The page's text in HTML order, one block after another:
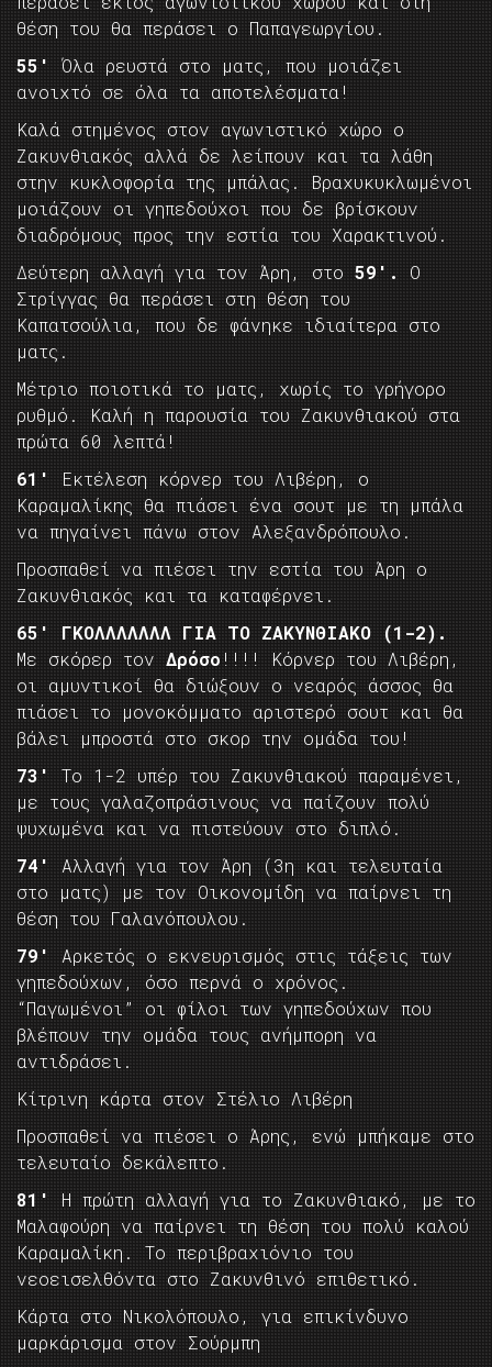
θέση του θα περάσει ο Παπαγεωργίου.
55′
Όλα ρευστά στο ματς, που μοιάζει
ανοιχτό σε όλα τα αποτελέσματα!
Καλά στημένος στον αγωνιστικό χώρο ο
Ζακυνθιακός αλλά δε λείπουν και τα λάθη
στην κυκλοφορία της μπάλας. Βραχυκυκλωμένοι
μοιάζουν οι γηπεδούχοι που δε βρίσκουν
διαδρόμους προς την εστία του Χαρακτινού.
Δεύτερη αλλαγή για τον Άρη, στο 59′.
Ο
Στρίγγας θα περάσει στη θέση του
Καπατσούλια, που δε φάνηκε ιδιαίτερα στο
ματς.
Μέτριο ποιοτικά το ματς, χωρίς το γρήγορο
ρυθμό. Καλή η παρουσία του Ζακυνθιακού στα
πρώτα 60 λεπτά!
61′
Εκτέλεση κόρνερ του Λιβέρη, ο
Καραμαλίκης θα πιάσει ένα σουτ με τη μπάλα
να πηγαίνει πάνω στον Αλεξανδρόπουλο.
Προσπαθεί να πιέσει την εστία του Άρη ο
Ζακυνθιακός και τα καταφέρνει.
65′ ΓΚΟΛΛΛΛΛΛΛ ΓΙΑ ΤΟ ΖΑΚΥΝΘΙΑΚΟ (1-2).
Με σκόρερ τον Δρόσο !!!! Κόρνερ του Λιβέρη,
οι αμυντικοί θα διώξουν ο νεαρός άσσος θα
πιάσει το μονοκόμματο αριστερό σουτ και θα
βάλει μπροστά στο σκορ την ομάδα του!
73′
Το 1-2 υπέρ του Ζακυνθιακού παραμένει,
με τους γαλαζοπράσινους να παίζουν πολύ
ψυχωμένα και να πιστεύουν στο διπλό.
74′
Αλλαγή για τον Άρη (3η και τελευταία
στο ματς) με τον Οικονομίδη να παίρνει τη
θέση του Γαλανόπουλου.
79′
Αρκετός ο εκνευρισμός στις τάξεις των
γηπεδούχων, όσο περνά ο χρόνος.
“Παγωμένοι” οι φίλοι των γηπεδούχων που
βλέπουν την ομάδα τους ανήμπορη να
αντιδράσει.
Κίτρινη κάρτα στον Στέλιο Λιβέρη
Προσπαθεί να πιέσει ο Άρης, ενώ μπήκαμε στο
τελευταίο δεκάλεπτο.
81′
Η πρώτη αλλαγή για το Ζακυνθιακό, με το
Μαλαφούρη να παίρνει τη θέση του πολύ καλού
Καραμαλίκη. Το περιβραχιόνιο του
νεοεισελθόντα στο Ζακυνθινό επιθετικό.
Κάρτα στο Νικολόπουλο, για επικίνδυνο
μαρκάρισμα στον Σούρμπη